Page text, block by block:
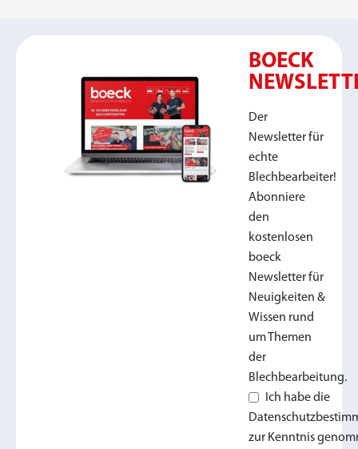
BOECK
Der
Newsletter für
echte
Blechbearbeiter!
Abonniere
den
kostenlosen
boeck
Newsletter für
Neuigkeiten &
Wissen rund
um Themen
der
Blechbearbeitung.
Ich habe die
zur Kenntnis